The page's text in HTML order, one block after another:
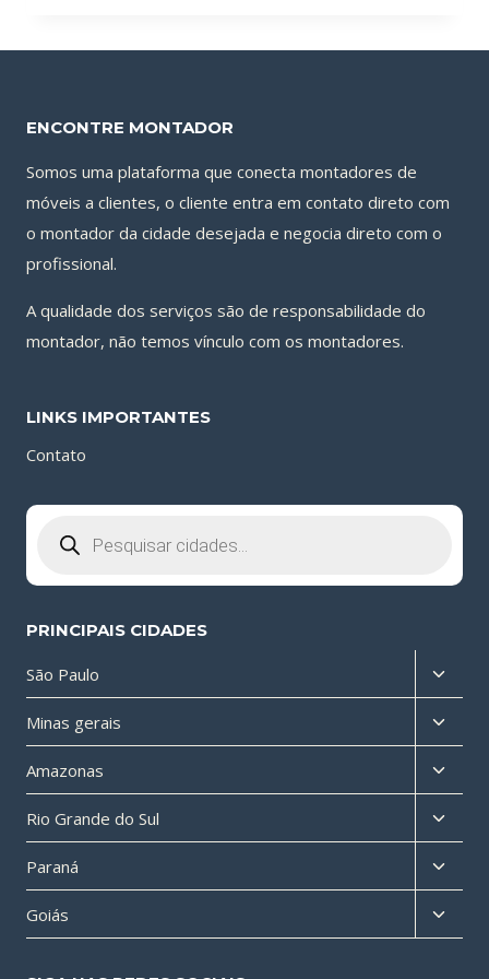
ENCONTRE MONTADOR
Somos uma plataforma que conecta montadores de
móveis a clientes, o cliente entra em contato direto com
o montador da cidade desejada e negocia direto com o
profissional.
A qualidade dos serviços são de responsabilidade do
montador, não temos vínculo com os montadores.
LINKS IMPORTANTES
Contato
produtos
PRINCIPAIS CIDADES
São Paulo
menu
filho
Minas gerais
menu
filho
Amazonas
menu
filho
Rio Grande do Sul
menu
filho
Paraná
menu
filho
Goiás
menu